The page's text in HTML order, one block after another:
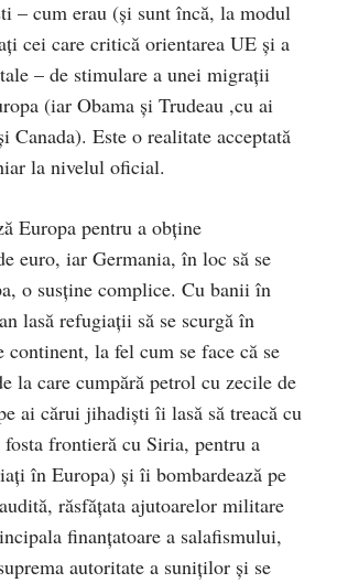
– cum erau (şi sunt încă, la modul
cei care critică orientarea UE şi a
– de stimulare a unei migraţii
(iar Obama şi Trudeau ,cu ai
Canada). Este o realitate acceptată
la nivelul oficial.
Europa pentru a obţine
euro, iar Germania, în loc să se
o susţine complice. Cu banii în
lasă refugiaţii să se scurgă în
continent, la fel cum se face că se
la care cumpără petrol cu zecile de
ai cărui jihadişti îi lasă să treacă cu
frontieră cu Siria, pentru a
în Europa) şi îi bombardează pe
răsfăţata ajutoarelor militare
finanţatoare a salafismului,
autoritate a suniţilor şi se